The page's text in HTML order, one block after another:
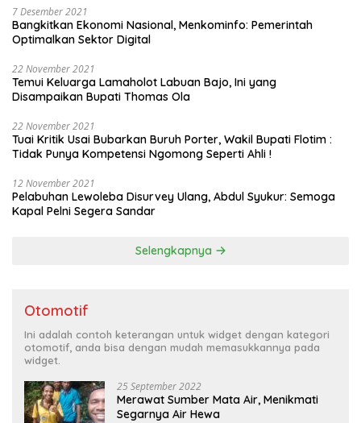
7 Desember 2021
Bangkitkan Ekonomi Nasional, Menkominfo: Pemerintah
Optimalkan Sektor Digital
22 November 2021
Temui Keluarga Lamaholot Labuan Bajo, Ini yang
Disampaikan Bupati Thomas Ola
22 November 2021
Tuai Kritik Usai Bubarkan Buruh Porter, Wakil Bupati Flotim :
Tidak Punya Kompetensi Ngomong Seperti Ahli !
12 November 2021
Pelabuhan Lewoleba Disurvey Ulang, Abdul Syukur: Semoga
Kapal Pelni Segera Sandar
Selengkapnya
Otomotif
Ini adalah contoh keterangan untuk widget dengan kategori
otomotif, anda bisa dengan mudah memasukkannya pada
widget.
25 September 2022
Merawat Sumber Mata Air, Menikmati
Segarnya Air Hewa